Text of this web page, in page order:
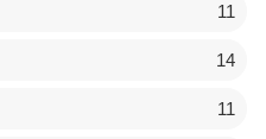
11
14
11